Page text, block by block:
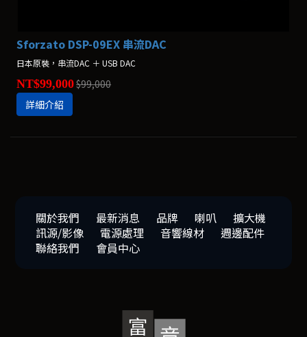
Sforzato DSP-09EX 串流DAC
日本原裝，串流DAC ＋ USB DAC
NT$99,000$99,000
詳細介紹
關於我們 最新消息 品牌 喇叭
擴大機
訊源/影像
電源處理 音響線材
週邊配件
聯絡我們
會員中心